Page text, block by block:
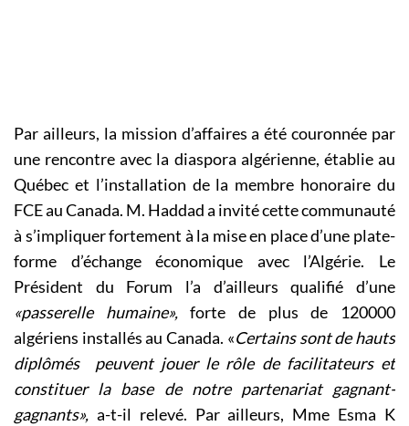
Par ailleurs, la mission d’affaires a été couronnée par
une rencontre avec la diaspora algérienne, établie au
Québec et l’installation de la membre honoraire du
FCE au Canada. M. Haddad a invité cette communauté
à s’impliquer fortement à la mise en place d’une plate-
forme d’échange économique avec l’Algérie. Le
Président du Forum l’a d’ailleurs qualifié d’une
«passerelle humaine»,forte de plus de 120000
algériens installés au Canada. «Certains sont de hauts
diplômés peuvent jouer le rôle de facilitateurs et
constituer la base de notre partenariat gagnant-
gagnants», a-t-il relevé. Par ailleurs, Mme Esma K